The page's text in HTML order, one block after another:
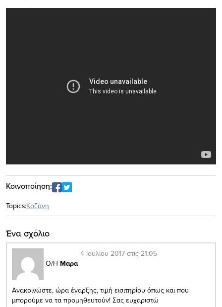
Κοινοποίηση:
Topics:Κοζάνη
Ένα σχόλιο
Ο/Η Μαρα
4 Ιουλίου 2017 στις 21:05
Ανακοινώστε, ώρα έναρξης, τιμή εισιτηρίου όπως και που
μπορούμε να τα προμηθευτούν! Σας ευχαριστώ